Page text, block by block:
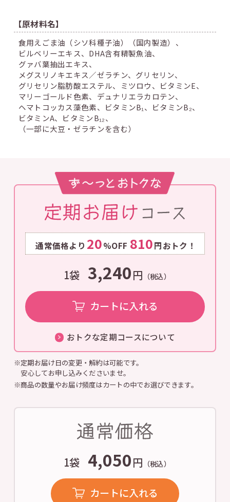
【原材料名】
食用えごま油（シソ科種子油）（国内製造）、
ビルベリーエキス、 DHA含有精製魚油、
グァバ葉抽出エキス、
メグスリノキエキス／ゼラチン、 グリセリン、
グリセリン脂肪酸エステル、
ミツロウ、 ビタミンE、
マリーゴールド色素、 デュナリエラカロテン、
ヘマトコッカス藻色素、 ビタミンB₁、 ビタミンB₂、
ビタミンA、 ビタミンB₁₂、
（一部に大豆・ゼラチンを含む）
おトクな定期コースについて
通常価格より 20%OFF 810円おトク！
1袋 3,240円 （税込）
カートに入れる
※定期お届け日の変更・解約は可能です。
安心してお申し込みくださいませ。
※商品の数量やお届け頻度はカートの中でお選びできます。
1袋 4,050円 （税込）
カートに入れる